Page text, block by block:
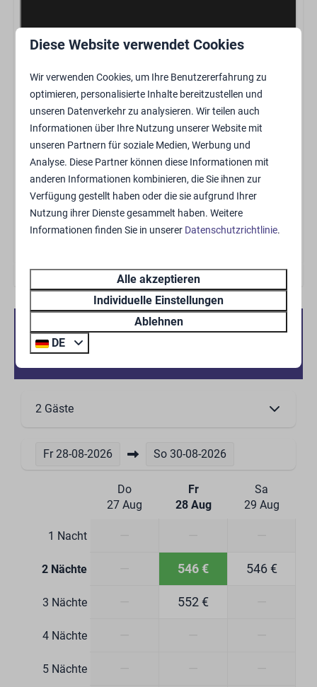
Rookmelder
Trocknungsgestell
Rauchfrei
Kostenloses WLAN
68m²
Wohnbereich
Zithoek
Flachbildschirm-TV
Klimaanlagen (Kühlung und Heizung)
Küche
Küchengeräte
Esstisch & Stühle
Trinkgläser
Kombi-Mikrowelle
Kühlschrank mit Gefrierfach
Hahn für kochendes Wasser
Toilette
Anzahl der Badezimmer: 1
Verfügbarkeit und Preis
2 Gäste
Fr 28-08-2026 So 30-08-2026
Do
27 Aug
Fr
28 Aug
Sa
29 Aug
1 Nacht
2 Nächte 546 € 546 €
3 Nächte 552 €
4 Nächte
5 Nächte
Diese Website verwendet Cookies
Wir verwenden Cookies, um Ihre Benutzererfahrung zu
optimieren, personalisierte Inhalte bereitzustellen und
unseren Datenverkehr zu analysieren. Wir teilen auch
Informationen über Ihre Nutzung unserer Website mit
unseren Partnern für soziale Medien, Werbung und
Analyse. Diese Partner können diese Informationen mit
anderen Informationen kombinieren, die Sie ihnen zur
Verfügung gestellt haben oder die sie aufgrund Ihrer
Nutzung ihrer Dienste gesammelt haben. Weitere
Informationen finden Sie in unserer Datenschutzrichtlinie.
Alle akzeptieren
Individuelle Einstellungen
Ablehnen
DE